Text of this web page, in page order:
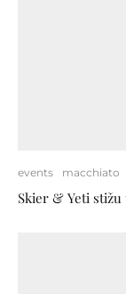
events macchiato
Skier & Yeti stižu